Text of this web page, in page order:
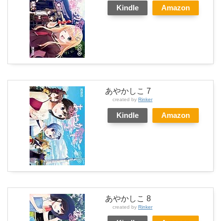
Kindle Amazon
あやかしこ 7
created by Rinker
Kindle Amazon
あやかしこ 8
created by Rinker